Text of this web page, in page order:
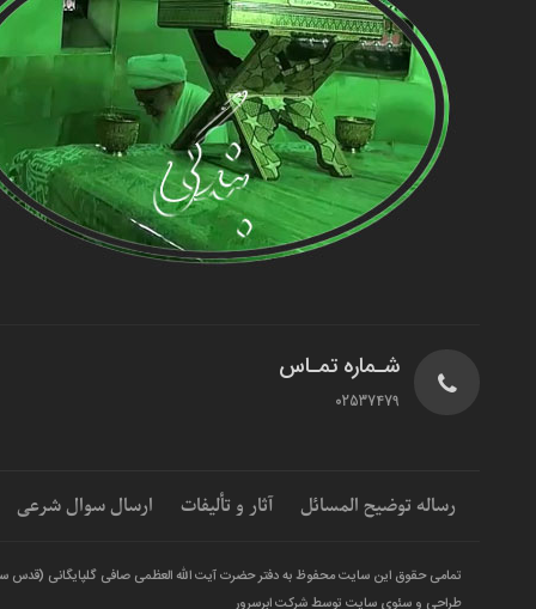
شـماره تمـاس
02537479
رساله توضیح المسائل آثار و تألیفات ارسال سوال شرعی
تمامی حقوق این سایت محفوظ به دفتر حضرت آیت الله العظمی صافی گلپایگانی (قدس
طراحی و سئوی سایت توسط شرکت ابرسرور